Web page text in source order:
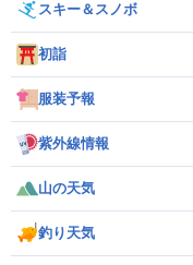
スキー＆スノボ
初詣
服装予報
紫外線情報
山の天気
釣り天気